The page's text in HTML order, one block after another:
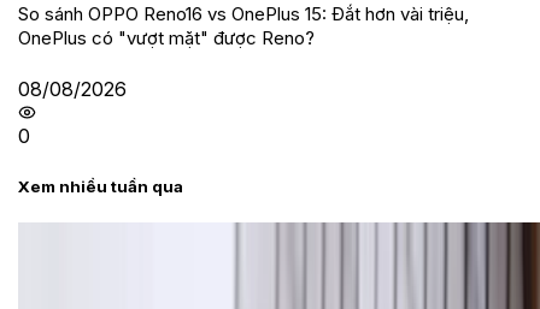
So sánh OPPO Reno16 vs OnePlus 15: Đắt hơn vài triệu,
OnePlus có "vượt mặt" được Reno?
08/08/2026
0
Xem nhiều tuần qua